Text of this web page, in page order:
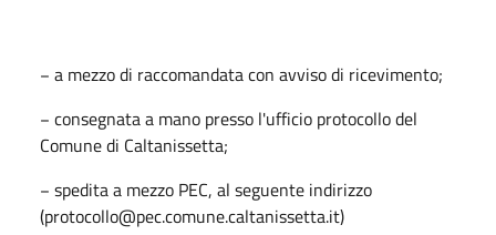
− a mezzo di raccomandata con avviso di ricevimento;
− consegnata a mano presso l'ufficio protocollo del
Comune di Caltanissetta;
− spedita a mezzo PEC, al seguente indirizzo
(protocollo@pec.comune.caltanissetta.it)